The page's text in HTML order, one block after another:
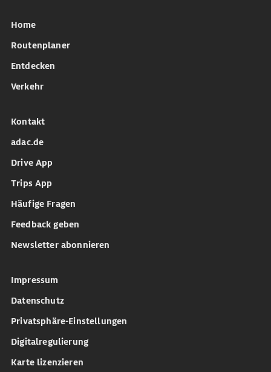
Home
Routenplaner
Entdecken
Verkehr
Kontakt
adac.de
Drive App
Trips App
Häufige Fragen
Feedback geben
Newsletter abonnieren
Impressum
Datenschutz
Privatsphäre-Einstellungen
Digitalregulierung
Karte lizenzieren